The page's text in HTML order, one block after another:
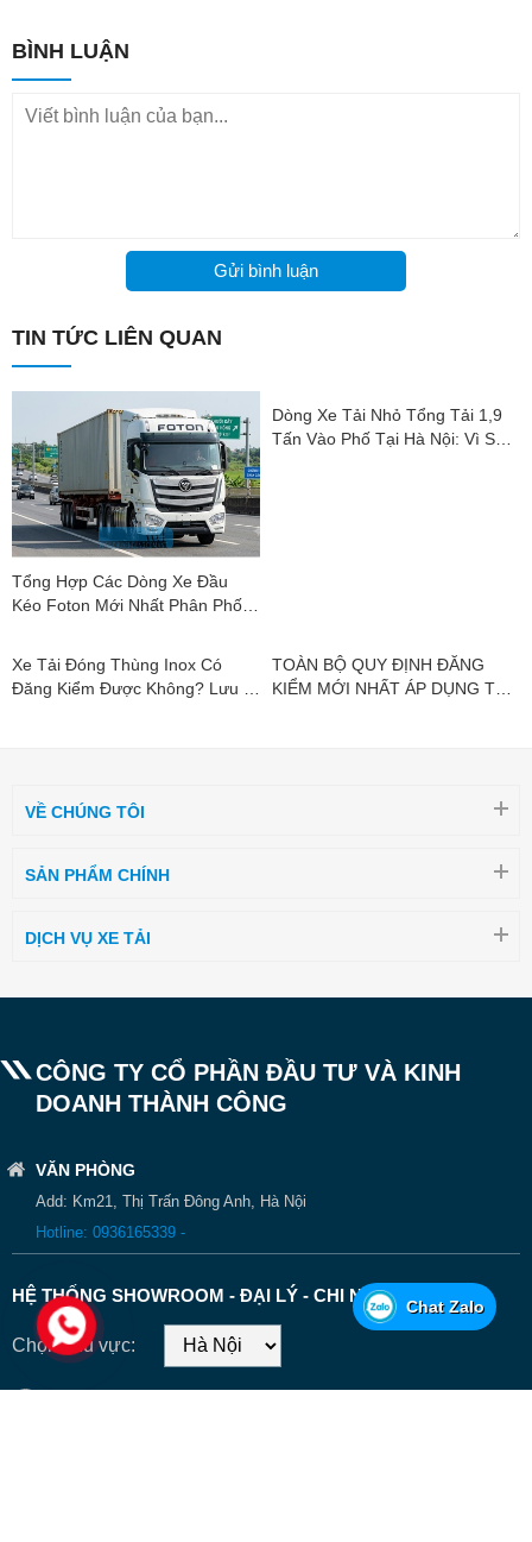
BÌNH LUẬN
Gửi bình luận
TIN TỨC LIÊN QUAN
Tổng Hợp Các Dòng Xe Đầu
Kéo Foton Mới Nhất Phân Phối
Khúc"?
Mới Nhất
Chat Zalo
DỊCH VỤ XE TẢI
CÔNG TY CỔ PHẦN ĐẦU TƯ VÀ KINH
VĂN PHÒNG
Add: Km21, Thị Trấn Đông Anh, Hà Nội